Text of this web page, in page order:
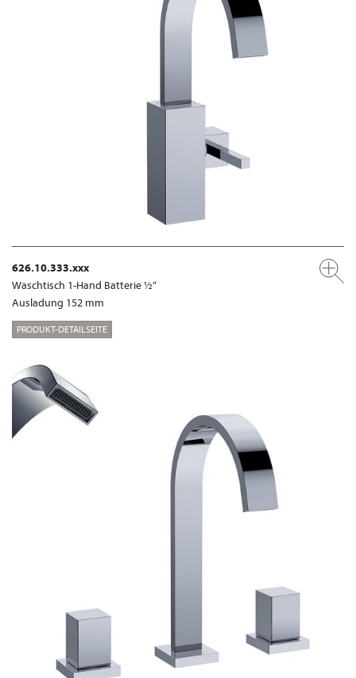
626.10.333.xxx
Waschtisch 1-Hand Batterie ½“
Ausladung 152 mm
PRODUKT-DETAILSEITE